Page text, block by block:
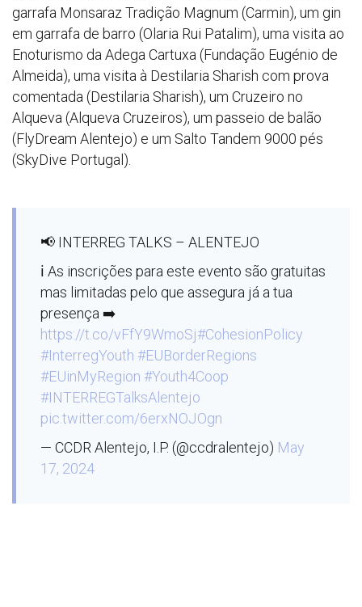
garrafa Monsaraz Tradição Magnum (Carmin), um gin
em garrafa de barro (Olaria Rui Patalim), uma visita ao
Enoturismo da Adega Cartuxa (Fundação Eugénio de
Almeida), uma visita à Destilaria Sharish com prova
comentada (Destilaria Sharish), um Cruzeiro no
Alqueva (Alqueva Cruzeiros), um passeio de balão
(FlyDream Alentejo) e um Salto Tandem 9000 pés
(SkyDive Portugal).
📢 INTERREG TALKS – ALENTEJO
ℹ️ As inscrições para este evento são gratuitas
mas limitadas pelo que assegura já a tua
presença ➡️
https://t.co/vFfY9WmoSj#CohesionPolicy
#InterregYouth #EUBorderRegions
#EUinMyRegion #Youth4Coop
#INTERREGTalksAlentejo
pic.twitter.com/6erxNOJOgn
— CCDR Alentejo, I.P. (@ccdralentejo) May
17, 2024